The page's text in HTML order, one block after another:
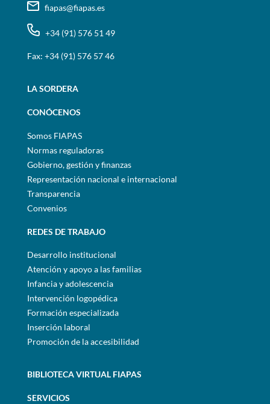
fiapas@fiapas.es
+34 (91) 576 51 49
Fax: +34 (91) 576 57 46
LA SORDERA
CONÓCENOS
Somos FIAPAS
Normas reguladoras
Gobierno, gestión y finanzas
Representación nacional e internacional
Transparencia
Convenios
REDES DE TRABAJO
Desarrollo institucional
Atención y apoyo a las familias
Infancia y adolescencia
Intervención logopédica
Formación especializada
Inserción laboral
Promoción de la accesibilidad
BIBLIOTECA VIRTUAL FIAPAS
SERVICIOS